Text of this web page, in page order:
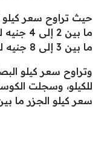
حيث تراوح سعر كيلو
ما بين
ما بين 3 إلى 8 جنيه للكيلو.
سعر كيلو الجزر ما بين 3 حتى 7 جنيه